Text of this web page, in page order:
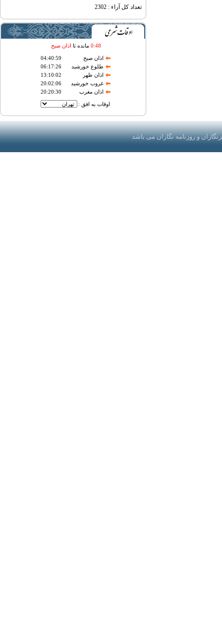
تعداد کل آراء : 2302
0:48 مانده تا اذان صبح
04:40:59
اذان صبح
06:17:26
طلوع خورشید
13:10:02
اذان ظهر
20:02:06
غروب خورشید
20:20:30
اذان مغرب
اوقات به افق :
و روزنامه نگاران می باشد